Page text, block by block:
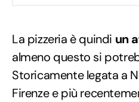
La pizzeria è quindi un
almeno questo si
Storicamente legata a
Firenze e più